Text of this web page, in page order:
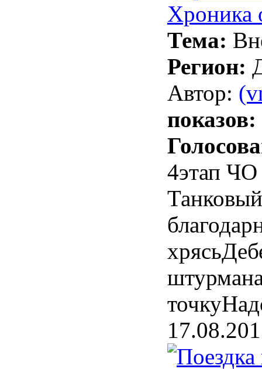
Хроника
Тема:
Регион:
Автор:
показов:
4этап ЧО